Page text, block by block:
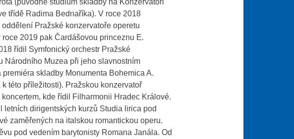
(původně studium skladby na Konzervatoři
třídě Radima Bednaříka). V roce 2018
Pražské konzervatoře operetu
2019 pak Čardášovou princeznu E.
řídil Symfonický orchestr Pražské
Národního Muzea při jeho slavnostním
skladby Monumenta Bohemica A.
této příležitosti). Pražskou konzervatoř
kde řídil Filharmonii Hradec Králové.
letních dirigentských kurzů Studia lirica pod
zaměřených na italskou romantickou operu.
pod vedením barytonisty Romana Janála. Od